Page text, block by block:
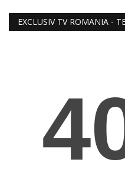
RELIGIE
EXCLUSIV TV ROMANIA -